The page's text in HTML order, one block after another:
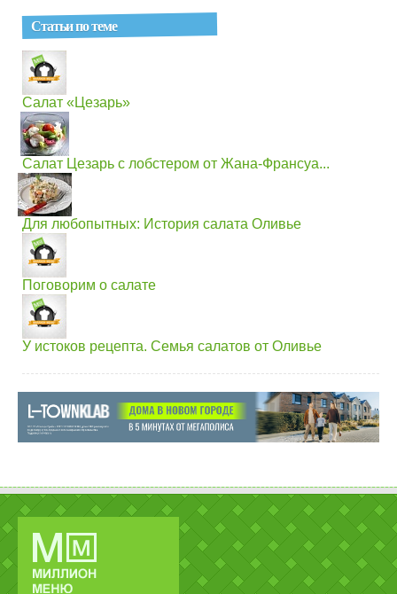
Статьи по теме
Салат «Цезарь»
Салат Цезарь с лобстером от Жана-Франсуа...
Для любопытных: История салата Оливье
Поговорим о салате
У истоков рецепта. Семья салатов от Оливье